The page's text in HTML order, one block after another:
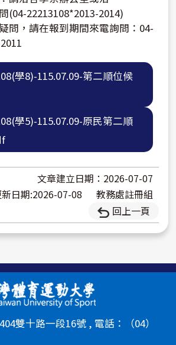
(04-22213108*2013-2014)
問，請在報到期間來電詢問：04-
學8)-115.07.09-第二順位候
學5)-115.07.09-原民第二順
文章建立日期：2026-07-07
日期:2026-07-08
教務處註冊組
回上一頁
雙十路一段16號 , 電話：（04）